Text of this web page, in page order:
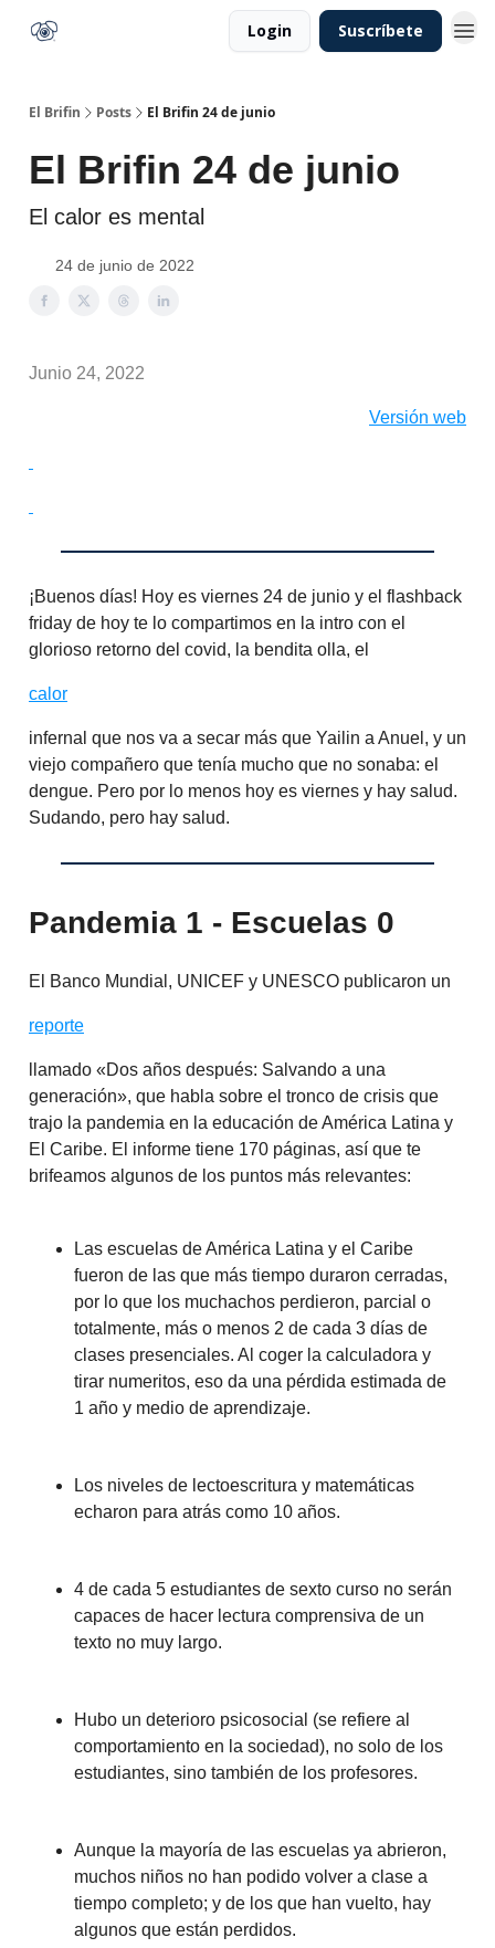
Login Suscríbete
El Brifin Posts El Brifin 24 de junio
El Brifin 24 de junio
El calor es mental
24 de junio de 2022
Junio 24, 2022
Versión web
¡Buenos días! Hoy es viernes 24 de junio y el flashback
friday de hoy te lo compartimos en la intro con el
glorioso retorno del covid, la bendita olla, el
calor
infernal que nos va a secar más que Yailin a Anuel, y un
viejo compañero que tenía mucho que no sonaba: el
dengue. Pero por lo menos hoy es viernes y hay salud.
Sudando, pero hay salud.
Pandemia 1 - Escuelas 0
El Banco Mundial, UNICEF y UNESCO publicaron un
reporte
llamado «Dos años después: Salvando a una
generación», que habla sobre el tronco de crisis que
trajo la pandemia en la educación de América Latina y
El Caribe. El informe tiene 170 páginas, así que te
brifeamos algunos de los puntos más relevantes:
Las escuelas de América Latina y el Caribe
fueron de las que más tiempo duraron cerradas,
por lo que los muchachos perdieron, parcial o
totalmente, más o menos 2 de cada 3 días de
clases presenciales. Al coger la calculadora y
tirar numeritos, eso da una pérdida estimada de
1 año y medio de aprendizaje.
Los niveles de lectoescritura y matemáticas
echaron para atrás como 10 años.
4 de cada 5 estudiantes de sexto curso no serán
capaces de hacer lectura comprensiva de un
texto no muy largo.
Hubo un deterioro psicosocial (se refiere al
comportamiento en la sociedad), no solo de los
estudiantes, sino también de los profesores.
Aunque la mayoría de las escuelas ya abrieron,
muchos niños no han podido volver a clase a
tiempo completo; y de los que han vuelto, hay
algunos que están perdidos.